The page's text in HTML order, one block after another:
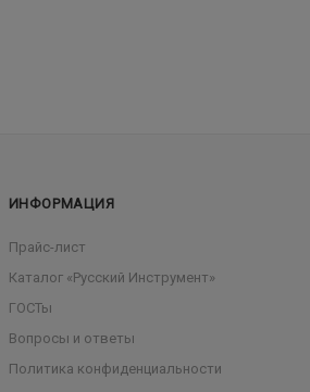
ИНФОРМАЦИЯ
Прайс-лист
Каталог «Русский Инструмент»
ГОСТы
Вопросы и ответы
Политика конфиденциальности